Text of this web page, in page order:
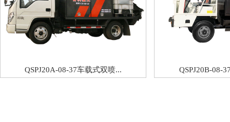
QSPJ20A-08-37车载式双喷... QSPJ20B-08-